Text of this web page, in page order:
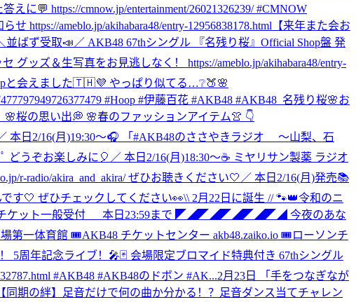
💬 https://cmnow.jp/entertainment/26021326239/ #CMNOW
https://ameblo.jp/akihabara48/entry-12956838178.html 【来年また会お
並ばず受取📣／ AKB48 67thシングル 『名残り桜』Official Shop盤 発
ッズ＆生写真をお見逃しなく！ https://ameblo.jp/akihabara48/entry-
と会えました🇹🇭💜 やっぱり似てる…❔🍑🌸
#Hoop #伊藤百花 #AKB48 #AKB48_名残り桜🌸お
🌸桜の思い出💭 🌸春のファッションアイテム👚 👇
本日2/16(月)19:30～🎧 「#AKB48のささやきラジオ ～山梨、石
どうぞお楽しみに🎈 ／ 本日2/16(月)18:30～☕ ミヤリサン製薬 ラジオ
r-radio/akira_and_akira/ ぜひお聴きください🤍 ／ 本日2/16(月)発売📚
す🤍 ぜひチェックしてください👀\\ 2月22日に誕生 // 🐾👑令和のニ
一般受付 本日23:59まで ◤◢◤◢◤◢◤◢◤◢ 今夜のあな
第一体育館 🎟AKB48 チケットセンター akb48.zaiko.io 🎟ローソンチ
5周年記念ライブ！🎤🃏 会場限定ブロマイド特典付き 67thシングル
#AKB48 #AKB48のドボン #AK...2月23日 「手をつなぎなが
同期の絆】足音だけで何の曲か分かる！？足音ダンス当てチャレン